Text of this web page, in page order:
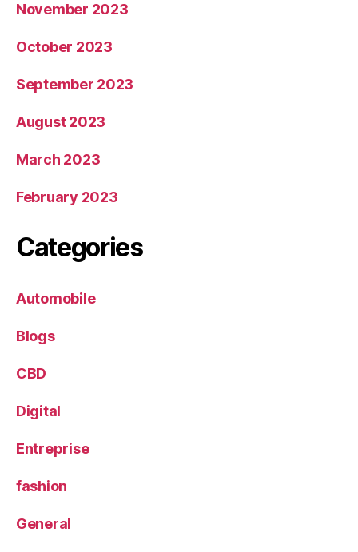
November 2023
October 2023
September 2023
August 2023
March 2023
February 2023
Categories
Automobile
Blogs
CBD
Digital
Entreprise
fashion
General